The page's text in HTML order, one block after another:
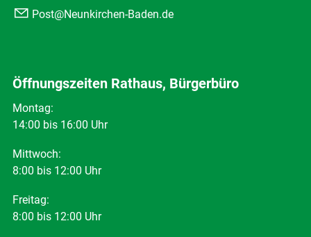
Post@Neunkirchen-Baden.de
Öffnungszeiten Rathaus, Bürgerbüro
Montag:
14:00 bis 16:00 Uhr
Mittwoch:
8:00 bis 12:00 Uhr
Freitag:
8:00 bis 12:00 Uhr